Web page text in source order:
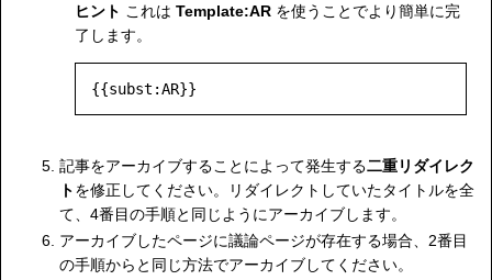
ヒント これは Template:ARを使うことでより簡単に完
了します。
{{subst:AR}}
記事をアーカイブすることによって発生する二重リダイレク
トを修正してください。リダイレクトしていたタイトルを全
て、4番目の手順と同じようにアーカイブします。
アーカイブしたページに議論ページが存在する場合、2番目
の手順からと同じ方法でアーカイブしてください。